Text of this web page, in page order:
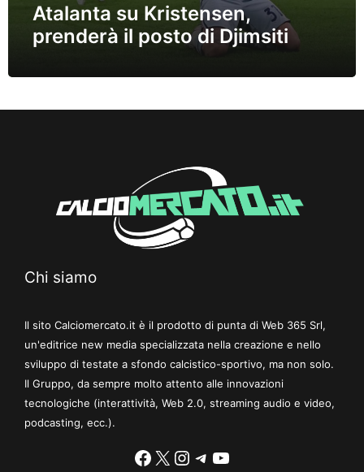
Atalanta su Kristensen,
prenderà il posto di Djimsiti
Chi siamo
Il sito Calciomercato.it è il prodotto di punta di Web 365 Srl,
un'editrice new media specializzata nella creazione e nello
sviluppo di testate a sfondo calcistico-sportivo, ma non solo.
Il Gruppo, da sempre molto attento alle innovazioni
tecnologiche (interattività, Web 2.0, streaming audio e video,
podcasting, ecc.).
Facebook
X Instagram
Telegram
YouTube